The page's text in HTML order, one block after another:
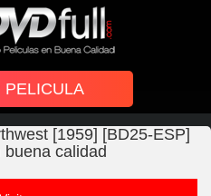
[1959] [BD25-ESP]
buena calidad